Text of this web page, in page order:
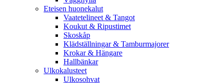
Eteisen huonekalut
Vaatetelineet & Tangot
Koukut & Ripustimet
Skoskåp
Klädställningar & Tamburmajorer
Krokar & Hängare
Hallbänkar
Ulkokalusteet
Ulkosohvat